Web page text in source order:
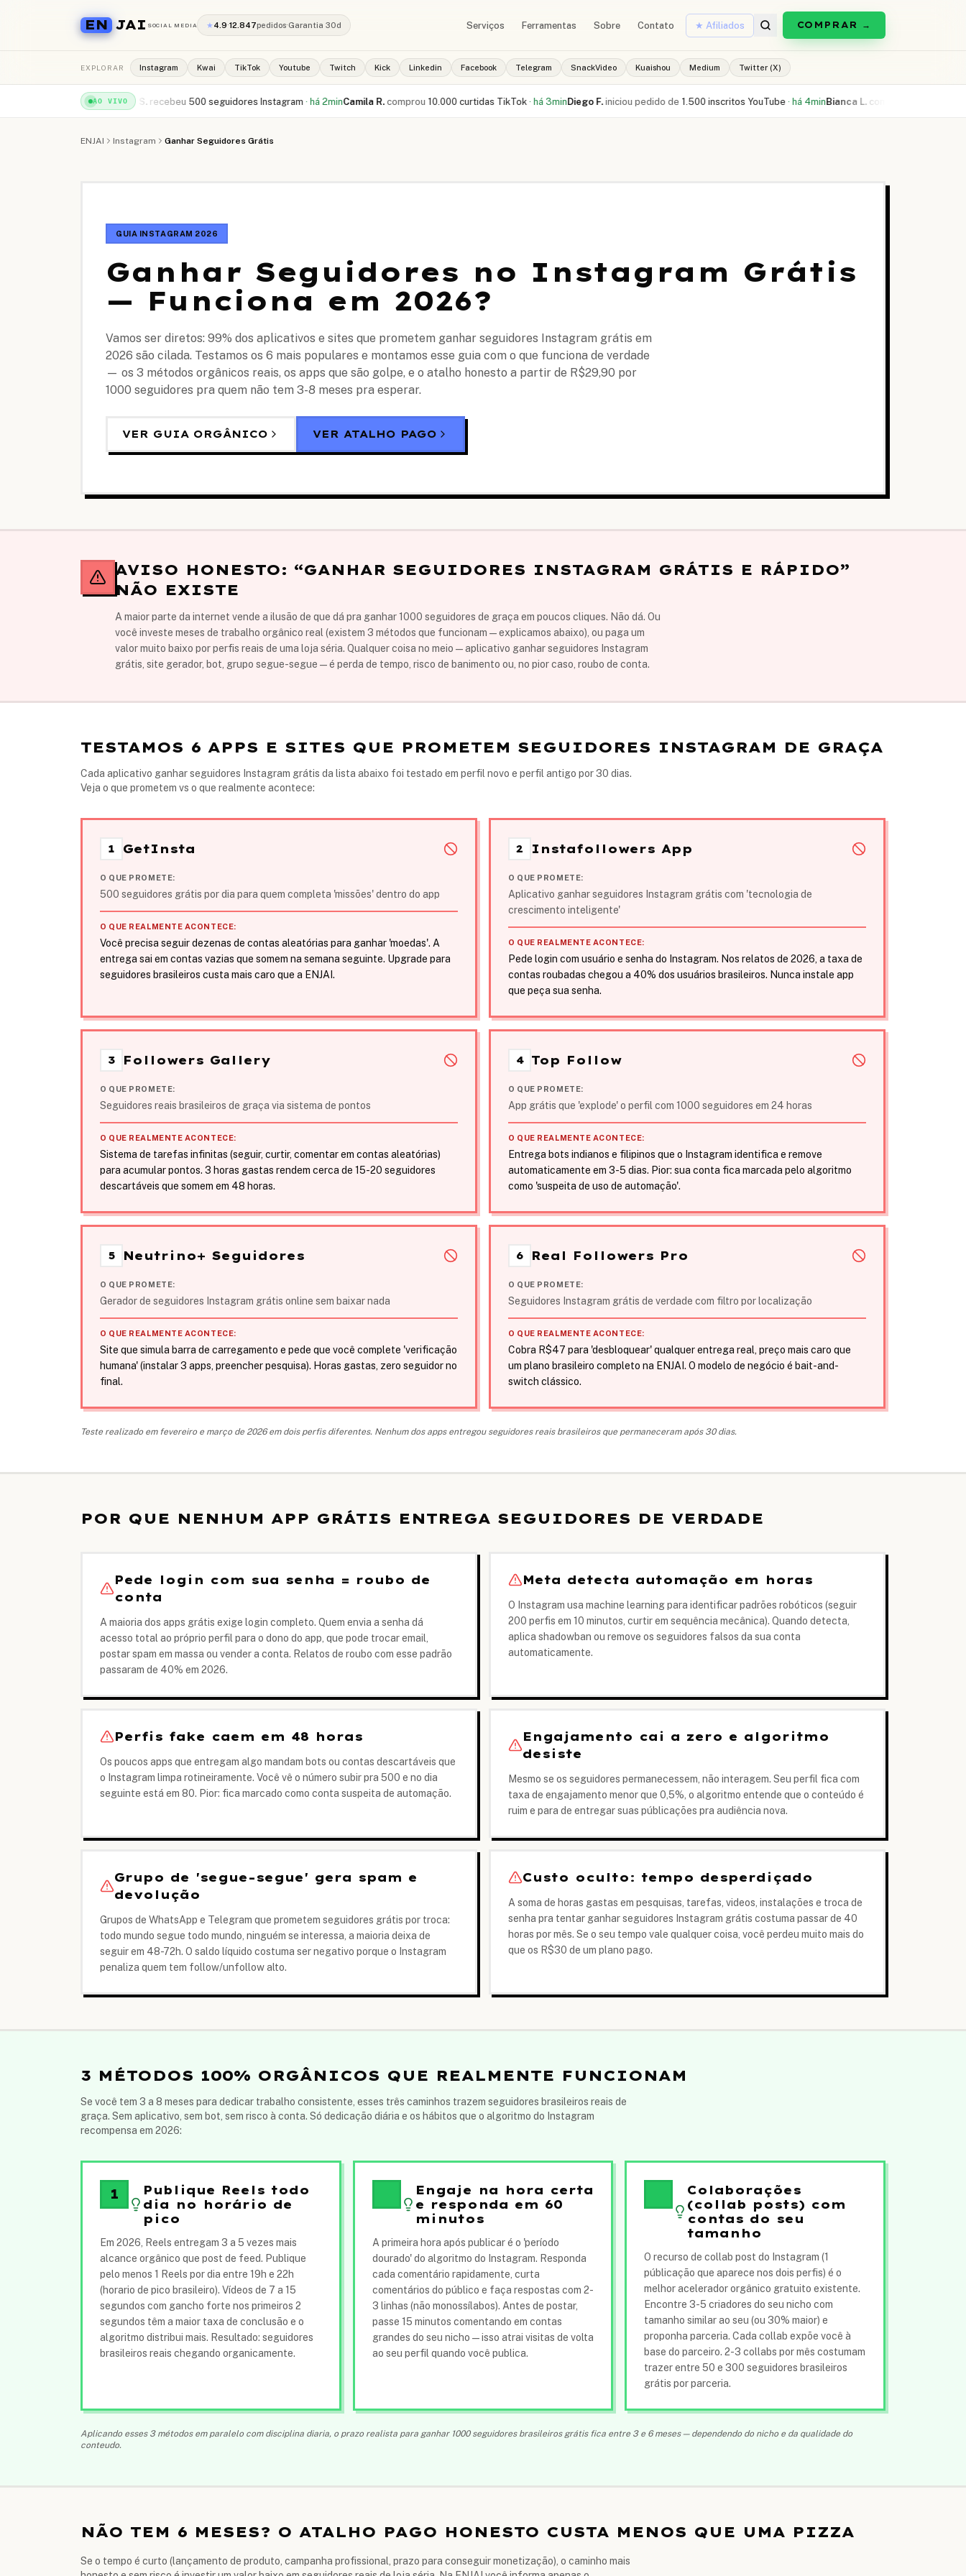
EN JAI SOCIAL MEDIA ★4.9·12.847pedidos·Garantia 30d Serviços Ferramentas Sobre Contato ★ Afiliados COMPRAR →
EXPLORAR Instagram Kwai TikTok Youtube Twitch Kick Linkedin Facebook Telegram SnackVideo Kuaishou Medium Twitter (X)
AO VIVO
Rafael S. recebeu 500 seguidores Instagram ·há 2min Camila R. comprou 10.000 curtidas TikTok · há 3minDiego F. iniciou pedido de 1.500 inscritos YouTube ·há 4minBianca L. comprou 300 curtidas Reels
ENJAI Instagram Ganhar Seguidores Grátis
GUIA INSTAGRAM 2026
Ganhar Seguidores no Instagram Grátis
— Funciona em 2026?
Vamos ser diretos: 99% dos aplicativos e sites que prometem ganhar seguidores Instagram grátis em
2026 são cilada. Testamos os 6 mais populares e montamos esse guia com o que funciona de verdade
— os 3 métodos orgânicos reais, os apps que são golpe, e o atalho honesto a partir de R$29,90 por
1000 seguidores pra quem não tem 3-8 meses pra esperar.
VER GUIA ORGÂNICO VER ATALHO PAGO
AVISO HONESTO: “GANHAR SEGUIDORES INSTAGRAM GRÁTIS E RÁPIDO”
NÃO EXISTE
A maior parte da internet vende a ilusão de que dá pra ganhar 1000 seguidores de graça em poucos cliques. Não dá. Ou
você investe meses de trabalho orgânico real (existem 3 métodos que funcionam — explicamos abaixo), ou paga um
valor muito baixo por perfis reais de uma loja séria. Qualquer coisa no meio — aplicativo ganhar seguidores Instagram
grátis, site gerador, bot, grupo segue-segue — é perda de tempo, risco de banimento ou, no pior caso, roubo de conta.
TESTAMOS 6 APPS E SITES QUE PROMETEM SEGUIDORES INSTAGRAM DE GRAÇA
Cada aplicativo ganhar seguidores Instagram grátis da lista abaixo foi testado em perfil novo e perfil antigo por 30 dias.
Veja o que prometem vs o que realmente acontece:
1 GetInsta
O QUE PROMETE:
500 seguidores grátis por dia para quem completa 'missões' dentro do app
O QUE REALMENTE ACONTECE:
Você precisa seguir dezenas de contas aleatórias para ganhar 'moedas'. A
entrega sai em contas vazias que somem na semana seguinte. Upgrade para
seguidores brasileiros custa mais caro que a ENJAI.
2 Instafollowers App
O QUE PROMETE:
Aplicativo ganhar seguidores Instagram grátis com 'tecnologia de
crescimento inteligente'
O QUE REALMENTE ACONTECE:
Pede login com usuário e senha do Instagram. Nos relatos de 2026, a taxa de
contas roubadas chegou a 40% dos usuários brasileiros. Nunca instale app
que peça sua senha.
3 Followers Gallery
O QUE PROMETE:
Seguidores reais brasileiros de graça via sistema de pontos
O QUE REALMENTE ACONTECE:
Sistema de tarefas infinitas (seguir, curtir, comentar em contas aleatórias)
para acumular pontos. 3 horas gastas rendem cerca de 15-20 seguidores
descartáveis que somem em 48 horas.
4 Top Follow
O QUE PROMETE:
App grátis que 'explode' o perfil com 1000 seguidores em 24 horas
O QUE REALMENTE ACONTECE:
Entrega bots indianos e filipinos que o Instagram identifica e remove
automaticamente em 3-5 dias. Pior: sua conta fica marcada pelo algoritmo
como 'suspeita de uso de automação'.
5 Neutrino+ Seguidores
O QUE PROMETE:
Gerador de seguidores Instagram grátis online sem baixar nada
O QUE REALMENTE ACONTECE:
Site que simula barra de carregamento e pede que você complete 'verificação
humana' (instalar 3 apps, preencher pesquisa). Horas gastas, zero seguidor no
final.
6 Real Followers Pro
O QUE PROMETE:
Seguidores Instagram grátis de verdade com filtro por localização
O QUE REALMENTE ACONTECE:
Cobra R$47 para 'desbloquear' qualquer entrega real, preço mais caro que
um plano brasileiro completo na ENJAI. O modelo de negócio é bait-and-
switch clássico.
Teste realizado em fevereiro e março de 2026 em dois perfis diferentes. Nenhum dos apps entregou seguidores reais brasileiros que permaneceram após 30 dias.
POR QUE NENHUM APP GRÁTIS ENTREGA SEGUIDORES DE VERDADE
Pede login com sua senha = roubo de
conta
A maioria dos apps grátis exige login completo. Quem envia a senha dá
acesso total ao próprio perfil para o dono do app, que pode trocar email,
postar spam em massa ou vender a conta. Relatos de roubo com esse padrão
passaram de 40% em 2026.
Meta detecta automação em horas
O Instagram usa machine learning para identificar padrões robóticos (seguir
200 perfis em 10 minutos, curtir em sequência mecânica). Quando detecta,
aplica shadowban ou remove os seguidores falsos da sua conta
automaticamente.
Perfis fake caem em 48 horas
Os poucos apps que entregam algo mandam bots ou contas descartáveis que
o Instagram limpa rotineiramente. Você vê o número subir pra 500 e no dia
seguinte está em 80. Pior: fica marcado como conta suspeita de automação.
Engajamento cai a zero e algoritmo
desiste
Mesmo se os seguidores permanecessem, não interagem. Seu perfil fica com
taxa de engajamento menor que 0,5%, o algoritmo entende que o conteúdo é
ruim e para de entregar suas públicações pra audiência nova.
Grupo de 'segue-segue' gera spam e
devolução
Grupos de WhatsApp e Telegram que prometem seguidores grátis por troca:
todo mundo segue todo mundo, ninguém se interessa, a maioria deixa de
seguir em 48-72h. O saldo líquido costuma ser negativo porque o Instagram
penaliza quem tem follow/unfollow alto.
Custo oculto: tempo desperdiçado
A soma de horas gastas em pesquisas, tarefas, videos, instalações e troca de
senha pra tentar ganhar seguidores Instagram grátis costuma passar de 40
horas por mês. Se o seu tempo vale qualquer coisa, você perdeu muito mais do
que os R$30 de um plano pago.
3 MÉTODOS 100% ORGÂNICOS QUE REALMENTE FUNCIONAM
Se você tem 3 a 8 meses para dedicar trabalho consistente, esses três caminhos trazem seguidores brasileiros reais de
graça. Sem aplicativo, sem bot, sem risco à conta. Só dedicação diária e os hábitos que o algoritmo do Instagram
recompensa em 2026:
1
Publique Reels todo
dia no horário de
pico
Em 2026, Reels entregam 3 a 5 vezes mais
alcance orgânico que post de feed. Publique
pelo menos 1 Reels por dia entre 19h e 22h
(horario de pico brasileiro). Vídeos de 7 a 15
segundos com gancho forte nos primeiros 2
segundos têm a maior taxa de conclusão e o
algoritmo distribui mais. Resultado: seguidores
brasileiros reais chegando organicamente.
Engaje na hora certa
e responda em 60
minutos
A primeira hora após publicar é o 'período
dourado' do algoritmo do Instagram. Responda
cada comentário rapidamente, curta
comentários do público e faça respostas com 2-
3 linhas (não monossílabos). Antes de postar,
passe 15 minutos comentando em contas
grandes do seu nicho — isso atrai visitas de volta
ao seu perfil quando você publica.
Colaborações
(collab posts) com
contas do seu
tamanho
O recurso de collab post do Instagram (1
públicação que aparece nos dois perfis) é o
melhor acelerador orgânico gratuito existente.
Encontre 3-5 criadores do seu nicho com
tamanho similar ao seu (ou 30% maior) e
proponha parceria. Cada collab expõe você à
base do parceiro. 2-3 collabs por mês costumam
trazer entre 50 e 300 seguidores brasileiros
grátis por parceria.
Aplicando esses 3 métodos em paralelo com disciplina diaria, o prazo realista para ganhar 1000 seguidores brasileiros grátis fica entre 3 e 6 meses — dependendo do nicho e da qualidade do
conteudo.
NÃO TEM 6 MESES? O ATALHO PAGO HONESTO CUSTA MENOS QUE UMA PIZZA
Se o tempo é curto (lançamento de produto, campanha profissional, prazo para conseguir monetização), o caminho mais